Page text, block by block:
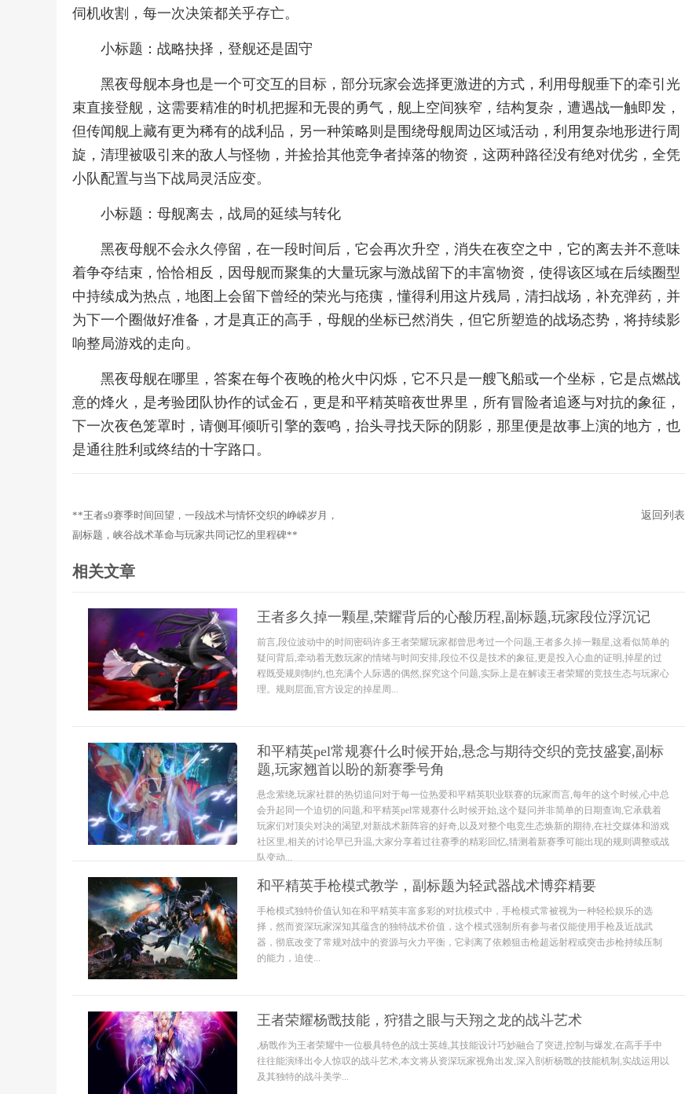
伺机收割，每一次决策都关乎存亡。
小标题：战略抉择，登舰还是固守
黑夜母舰本身也是一个可交互的目标，部分玩家会选择更激进的方式，利用母舰垂下的牵引光
束直接登舰，这需要精准的时机把握和无畏的勇气，舰上空间狭窄，结构复杂，遭遇战一触即发，
但传闻舰上藏有更为稀有的战利品，另一种策略则是围绕母舰周边区域活动，利用复杂地形进行周
旋，清理被吸引来的敌人与怪物，并捡拾其他竞争者掉落的物资，这两种路径没有绝对优劣，全凭
小队配置与当下战局灵活应变。
小标题：母舰离去，战局的延续与转化
黑夜母舰不会永久停留，在一段时间后，它会再次升空，消失在夜空之中，它的离去并不意味
着争夺结束，恰恰相反，因母舰而聚集的大量玩家与激战留下的丰富物资，使得该区域在后续圈型
中持续成为热点，地图上会留下曾经的荣光与疮痍，懂得利用这片残局，清扫战场，补充弹药，并
为下一个圈做好准备，才是真正的高手，母舰的坐标已然消失，但它所塑造的战场态势，将持续影
响整局游戏的走向。
黑夜母舰在哪里，答案在每个夜晚的枪火中闪烁，它不只是一艘飞船或一个坐标，它是点燃战
意的烽火，是考验团队协作的试金石，更是和平精英暗夜世界里，所有冒险者追逐与对抗的象征，
下一次夜色笼罩时，请侧耳倾听引擎的轰鸣，抬头寻找天际的阴影，那里便是故事上演的地方，也
是通往胜利或终结的十字路口。
**王者s9赛季时间回望，一段战术与情怀交织的峥嵘岁月，
副标题，峡谷战术革命与玩家共同记忆的里程碑**
返回列表
相关文章
王者多久掉一颗星,荣耀背后的心酸历程,副标题,玩家段位浮沉记
前言,段位波动中的时间密码许多王者荣耀玩家都曾思考过一个问题,王者多久掉一颗星,这看似简单的
疑问背后,牵动着无数玩家的情绪与时间安排,段位不仅是技术的象征,更是投入心血的证明,掉星的过
程既受规则制约,也充满个人际遇的偶然,探究这个问题,实际上是在解读王者荣耀的竞技生态与玩家心
理。规则层面,官方设定的掉星周...
和平精英pel常规赛什么时候开始,悬念与期待交织的竞技盛宴,副标
题,玩家翘首以盼的新赛季号角
悬念萦绕,玩家社群的热切追问对于每一位热爱和平精英职业联赛的玩家而言,每年的这个时候,心中总
会升起同一个迫切的问题,和平精英pel常规赛什么时候开始,这个疑问并非简单的日期查询,它承载着
玩家们对顶尖对决的渴望,对新战术新阵容的好奇,以及对整个电竞生态焕新的期待,在社交媒体和游戏
社区里,相关的讨论早已升温,大家分享着过往赛季的精彩回忆,猜测着新赛季可能出现的规则调整或战
队变动...
和平精英手枪模式教学，副标题为轻武器战术博弈精要
手枪模式独特价值认知在和平精英丰富多彩的对抗模式中，手枪模式常被视为一种轻松娱乐的选
择，然而资深玩家深知其蕴含的独特战术价值，这个模式强制所有参与者仅能使用手枪及近战武
器，彻底改变了常规对战中的资源与火力平衡，它剥离了依赖狙击枪超远射程或突击步枪持续压制
的能力，迫使...
王者荣耀杨戬技能，狩猎之眼与天翔之龙的战斗艺术
,杨戬作为王者荣耀中一位极具特色的战士英雄,其技能设计巧妙融合了突进,控制与爆发,在高手手中
往往能演绎出令人惊叹的战斗艺术,本文将从资深玩家视角出发,深入剖析杨戬的技能机制,实战运用以
及其独特的战斗美学...